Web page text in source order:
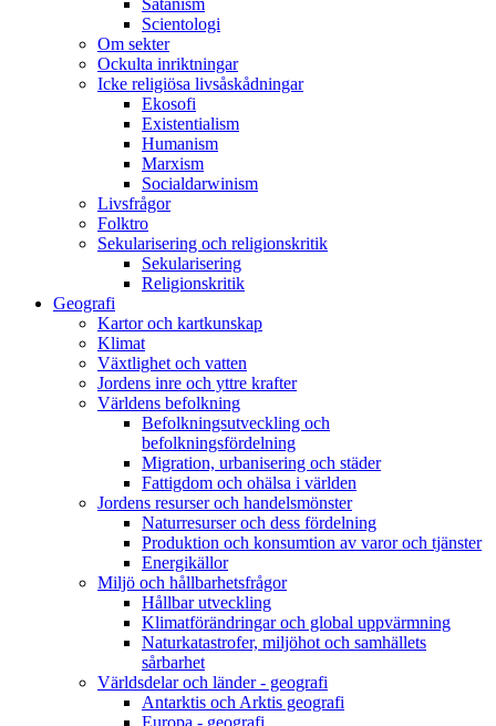
Scientologi
Om sekter
Ockulta inriktningar
Icke religiösa livsåskådningar
Ekosofi
Existentialism
Humanism
Marxism
Socialdarwinism
Livsfrågor
Folktro
Sekularisering och religionskritik
Sekularisering
Religionskritik
Geografi
Kartor och kartkunskap
Klimat
Växtlighet och vatten
Jordens inre och yttre krafter
Världens befolkning
Befolkningsutveckling och
befolkningsfördelning
Migration, urbanisering och städer
Fattigdom och ohälsa i världen
Jordens resurser och handelsmönster
Naturresurser och dess fördelning
Produktion och konsumtion av varor och tjänster
Energikällor
Miljö och hållbarhetsfrågor
Hållbar utveckling
Klimatförändringar och global uppvärmning
Naturkatastrofer, miljöhot och samhällets
sårbarhet
Världsdelar och länder - geografi
Antarktis och Arktis geografi
Europa - geografi